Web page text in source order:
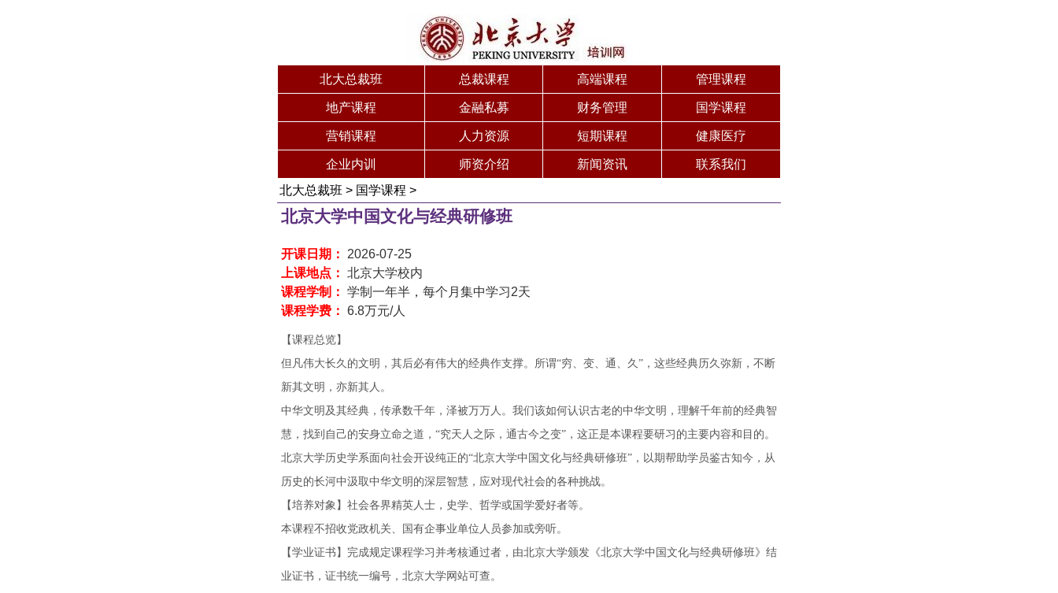
北大总裁班 总裁课程 高端课程 管理课程
地产课程 金融私募 财务管理 国学课程
营销课程 人力资源 短期课程 健康医疗
企业内训 师资介绍 新闻资讯
联系我们
北大总裁班 > 国学课程 >
北京大学中国文化与经典研修班
开课日期： 2026-07-25
上课地点： 北京大学校内
课程学制： 学制一年半，每个月集中学习2天
课程学费： 6.8万元/人
【课程总览】
但凡伟大长久的文明，其后必有伟大的经典作支撑。所谓“穷、变、通、久”，这些经典历久弥新，不断
新其文明，亦新其人。
中华文明及其经典，传承数千年，泽被万万人。我们该如何认识古老的中华文明，理解千年前的经典智
慧，找到自己的安身立命之道，“究天人之际，通古今之变”，这正是本课程要研习的主要内容和目的。
北京大学历史学系面向社会开设纯正的“北京大学中国文化与经典研修班”，以期帮助学员鉴古知今，从
历史的长河中汲取中华文明的深层智慧，应对现代社会的各种挑战。
【培养对象】社会各界精英人士，史学、哲学或国学爱好者等。
本课程不招收党政机关、国有企事业单位人员参加或旁听。
【学业证书】完成规定课程学习并考核通过者，由北京大学颁发《北京大学中国文化与经典研修班》结
业证书，证书统一编号，北京大学网站可查。